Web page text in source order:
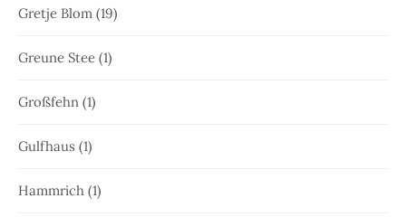
Gretje Blom (19)
Greune Stee (1)
Großfehn (1)
Gulfhaus (1)
Hammrich (1)